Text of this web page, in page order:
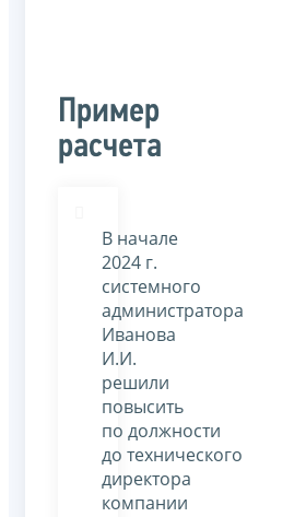
Пример
расчета
В начале
2024 г.
системного
администратора
Иванова
И.И.
решили
повысить
по должности
до технического
директора
компании